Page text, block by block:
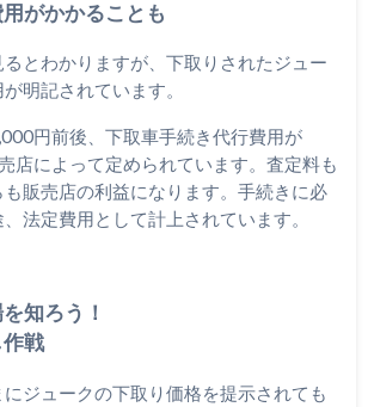
がかかることも
とわかりますが、下取りされたジュー
明記されています。
円前後、下取車手続き代行費用が
店によって定められています。査定料も
販売店の利益になります。手続きに必
法定費用として計上されています。
知ろう！
戦
ジュークの下取り価格を提示されても